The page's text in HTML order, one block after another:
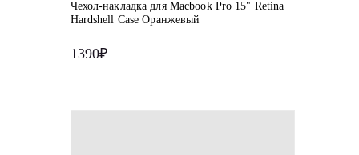
Чехол-накладка для Macbook Pro 15" Retina
Hardshell Case Оранжевый
1390₽